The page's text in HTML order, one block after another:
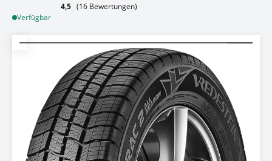
4,5 (16 Bewertungen)
Verfügbar